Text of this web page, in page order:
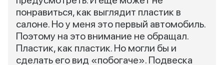
понравиться, как выглядит пластик в
салоне. Но у меня это первый автомобиль.
Поэтому на это внимание не обращал.
Пластик, как пластик. Но могли бы и
сделать его вид «побогаче». Подвеска